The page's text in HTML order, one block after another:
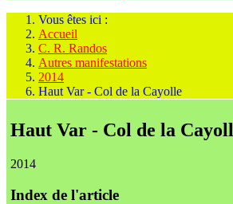
Vous êtes ici :
Accueil
C. R. Randos
Autres manifestations
2014
Haut Var - Col de la Cayolle
Haut Var - Col de la
2014
Index de l'article